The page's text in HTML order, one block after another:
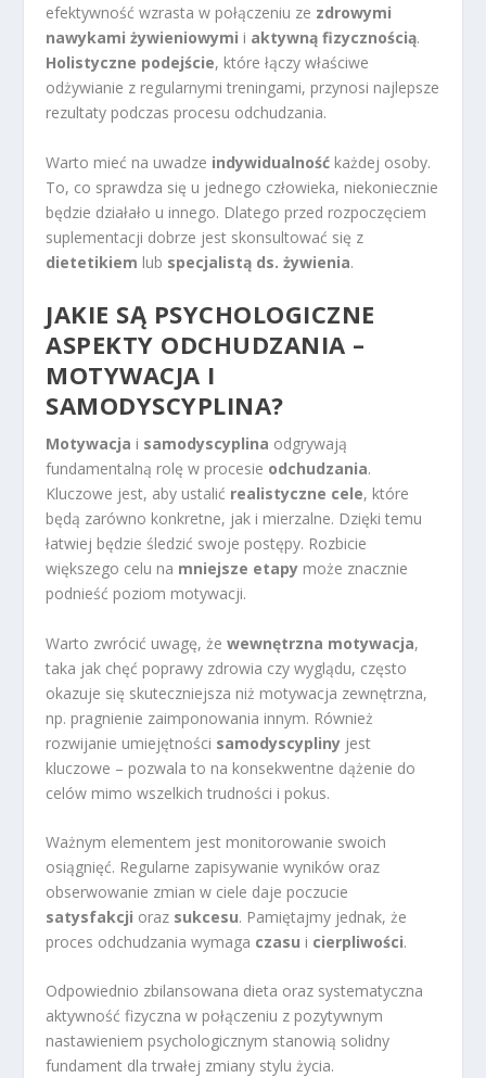
efektywność wzrasta w połączeniu ze zdrowymi
nawykami żywieniowymi i aktywną fizycznością.
Holistyczne podejście, które łączy właściwe
odżywianie z regularnymi treningami, przynosi najlepsze
rezultaty podczas procesu odchudzania.
Warto mieć na uwadze indywidualność każdej osoby.
To, co sprawdza się u jednego człowieka, niekoniecznie
będzie działało u innego. Dlatego przed rozpoczęciem
suplementacji dobrze jest skonsultować się z
dietetikiem lub specjalistą ds. żywienia.
JAKIE SĄ PSYCHOLOGICZNE
ASPEKTY ODCHUDZANIA –
MOTYWACJA I
SAMODYSCYPLINA?
Motywacja i samodyscyplina odgrywają
fundamentalną rolę w procesie odchudzania.
Kluczowe jest, aby ustalić realistyczne cele, które
będą zarówno konkretne, jak i mierzalne. Dzięki temu
łatwiej będzie śledzić swoje postępy. Rozbicie
większego celu na mniejsze etapy może znacznie
podnieść poziom motywacji.
Warto zwrócić uwagę, żewewnętrzna motywacja,
taka jak chęć poprawy zdrowia czy wyglądu, często
okazuje się skuteczniejsza niż motywacja zewnętrzna,
np. pragnienie zaimponowania innym. Również
rozwijanie umiejętności samodyscypliny jest
kluczowe – pozwala to na konsekwentne dążenie do
celów mimo wszelkich trudności i pokus.
Ważnym elementem jest monitorowanie swoich
osiągnięć. Regularne zapisywanie wyników oraz
obserwowanie zmian w ciele daje poczucie
satysfakcji oraz sukcesu. Pamiętajmy jednak, że
proces odchudzania wymaga czasu i cierpliwości.
Odpowiednio zbilansowana dieta oraz systematyczna
aktywność fizyczna w połączeniu z pozytywnym
nastawieniem psychologicznym stanowią solidny
fundament dla trwałej zmiany stylu życia.